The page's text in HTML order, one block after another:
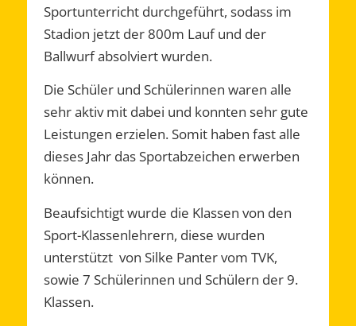
Sportunterricht durchgeführt, sodass im
Stadion jetzt der 800m Lauf und der
Ballwurf absolviert wurden.
Die Schüler und Schülerinnen waren alle
sehr aktiv mit dabei und konnten sehr gute
Leistungen erzielen. Somit haben fast alle
dieses Jahr das Sportabzeichen erwerben
können.
Beaufsichtigt wurde die Klassen von den
Sport-Klassenlehrern, diese wurden
unterstützt von Silke Panter vom TVK,
sowie 7 Schülerinnen und Schülern der 9.
Klassen.